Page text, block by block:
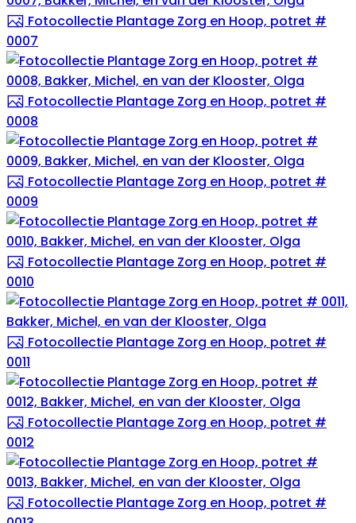
Fotocollectie Plantage Zorg en Hoop, potret #
0007
Fotocollectie Plantage Zorg en Hoop, potret #
0008
Fotocollectie Plantage Zorg en Hoop, potret #
0009
Fotocollectie Plantage Zorg en Hoop, potret #
0010
Fotocollectie Plantage Zorg en Hoop, potret #
0011
Fotocollectie Plantage Zorg en Hoop, potret #
0012
Fotocollectie Plantage Zorg en Hoop, potret #